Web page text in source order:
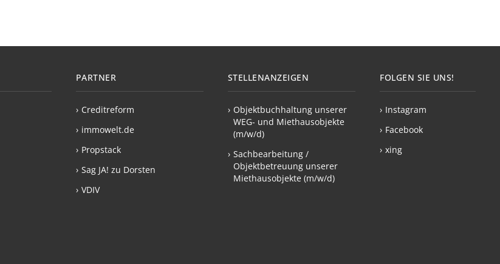
PARTNER
› Creditreform
› immowelt.de
› Propstack
› Sag JA! zu Dorsten
› VDIV
STELLENANZEIGEN
› Objektbuchhaltung unserer
WEG- und Miethausobjekte
(m/w/d)
› Sachbearbeitung /
Objektbetreuung unserer
Miethausobjekte (m/w/d)
FOLGEN SIE UNS!
› Instagram
› Facebook
› xing